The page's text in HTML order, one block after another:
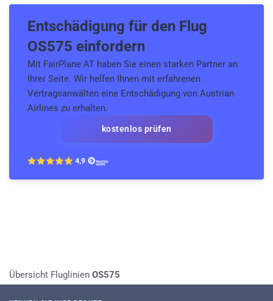
Entschädigung für den Flug
OS575 einfordern
Mit FairPlane AT haben Sie einen starken Partner an
Ihrer Seite. Wir helfen Ihnen mit erfahrenen
Vertragsanwälten eine Entschädigung von Austrian
Airlines zu erhalten.
kostenlos prüfen
Übersicht Fluglinien OS575